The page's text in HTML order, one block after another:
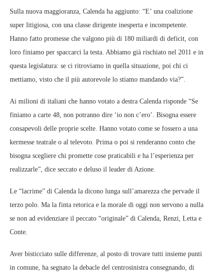
Sulla nuova maggioranza, Calenda ha aggiunto: “E’ una coalizione
super litigiosa, con una classe dirigente inesperta e incompetente.
Hanno fatto promesse che valgono più di 180 miliardi di deficit, con
loro finiamo per spaccarci la testa. Abbiamo già rischiato nel 2011 e in
questa legislatura: se ci ritroviamo in quella situazione, poi chi ci
mettiamo, visto che il più autorevole lo stiamo mandando via?”.
Ai milioni di italiani che hanno votato a destra Calenda risponde “Se
finiamo a carte 48, non potranno dire ‘io non c’ero’. Bisogna essere
consapevoli delle proprie scelte. Hanno votato come se fossero a una
kermesse teatrale o al televoto. Prima o poi si renderanno conto che
bisogna scegliere chi promette cose praticabili e ha l’esperienza per
realizzarle”, dice seccato e deluso il leader di Azione.
Le “lacrime” di Calenda la dicono lunga sull’amarezza che pervade il
terzo polo. Ma la finta retorica e la morale di oggi non servono a nulla
se non ad evidenziare il peccato “originale” di Calenda, Renzi, Letta e
Conte.
Aver bisticciato sulle differenze, al posto di trovare tutti insieme punti
in comune, ha segnato la debacle del centrosinistra consegnando, di